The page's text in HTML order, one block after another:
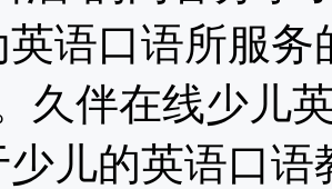
语口语所服
久伴在线少儿
儿的英语口